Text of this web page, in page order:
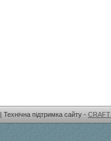
| Технічна підтримка сайту -